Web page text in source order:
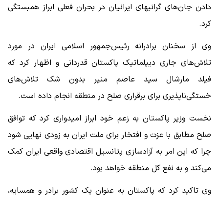
دادن جان‌های گرانبهای ایرانیان در بحران فعلی ابراز همبستگی
کرد.
وی از سخنان برادرانه رئیس‌جمهور اسلامی ایران در مورد
تلاش‌های جاری دیپلماتیک پاکستان قدردانی و اظهار کرد که
فیلد مارشال سید عاصم منیر بدون شک تلاش‌های
خستگی‌ناپذیری برای برقراری صلح در منطقه انجام داده است.
نخست وزیر پاکستان به زعم خود ابراز امیدواری کرد که توافق
صلح مطابق با عزت و افتخار برای ملت ایران به زودی نهایی شود
چرا که این امر به آزادسازی پتانسیل اقتصادی واقعی ایران کمک
می‌کند و به نفع کل منطقه خواهد بود.
وی تاکید کرد که پاکستان به عنوان یک کشور برادر و همسایه،